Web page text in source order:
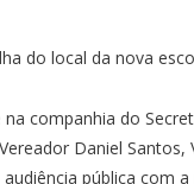
do local da nova
companhia do
Daniel
pública com